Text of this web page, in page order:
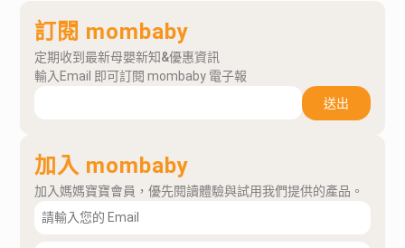
訂閱 mombaby
定期收到最新母嬰新知&優惠資訊
輸入Email 即可訂閱 mombaby 電子報
送出
加入 mombaby
加入媽媽寶寶會員，優先閱讀體驗與試用我們提供的產品。